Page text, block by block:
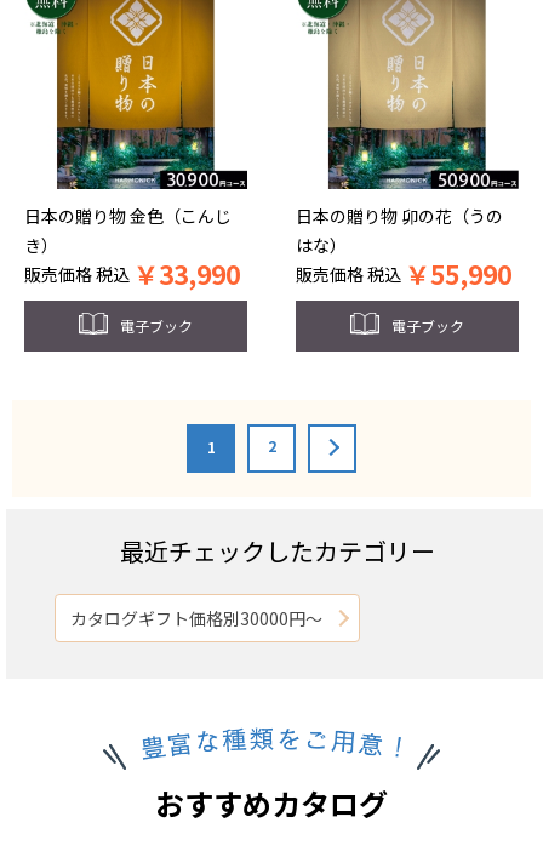
日本の贈り物 金色（こんじ
き）
販売価格税込 ￥33,990
電子ブック
日本の贈り物 卯の花（うの
はな）
販売価格税込 ￥55,990
電子ブック
1 2
最近チェックしたカテゴリー
カタログギフト価格別30000円～
おすすめカタログ